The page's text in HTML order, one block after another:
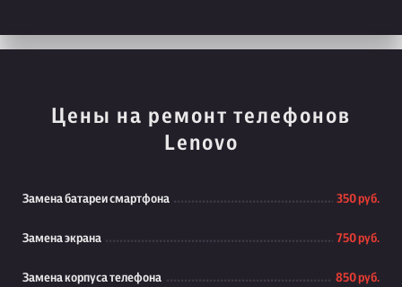
Цены на ремонт телефонов
Lenovo
Замена батареи смартфона 350 руб.
Замена экрана 750 руб.
Замена корпуса телефона 850 руб.